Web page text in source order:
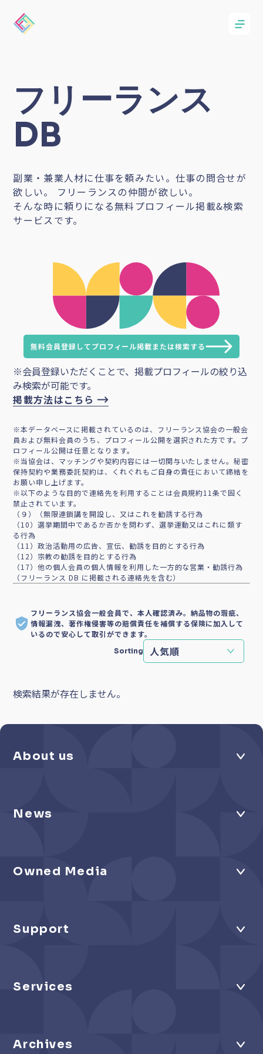
フリーランス
DB
副業・兼業人材に仕事を頼みたい。仕事の問合せが
欲しい。 フリーランスの仲間が欲しい。
そんな時に頼りになる無料プロフィール掲載&検索
サービスです。
無料会員登録してプロフィール掲載または検索する
※会員登録いただくことで、掲載プロフィールの絞り込
み検索が可能です。
掲載方法はこちら
※本データベースに掲載されているのは、フリーランス協会の一般会
員および無料会員のうち、プロフィール公開を選択された方です。プ
ロフィール公開は任意となります。
※当協会は、マッチングや契約内容には一切関与いたしません。秘密
保持契約や業務委託契約は、くれぐれもご自身の責任において締結を
お願い申し上げます。
※以下のような目的で連絡先を利用することは会員規約11条で固く
禁止されています。
（９）（無限連鎖講を開設し、又はこれを勧誘する行為
（10）選挙期間中であるか否かを問わず、選挙運動又はこれに類す
る行為
（11）政治活動用の広告、宣伝、勧誘を目的とする行為
（12）宗教の勧誘を目的とする行為
（17）他の個人会員の個人情報を利用した一方的な営業・勧誘行為
（フリーランス DB に掲載される連絡先を含む）
フリーランス協会一般会員で、本人確認済み。納品物の瑕疵、
情報漏洩、著作権侵害等の賠償責任を補償する保険に加入して
いるので安心して取引ができます。
Sorting
検索結果が存在しません。
About us
News
Owned Media
Support
Services
Archives